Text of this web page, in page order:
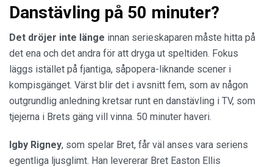
Danstävling på 50 minuter?
Det dröjer inte länge innan serieskaparen måste hitta på
det ena och det andra för att dryga ut speltiden. Fokus
läggs istället på fjantiga, såpopera-liknande scener i
kompisgänget. Värst blir det i avsnitt fem, som av någon
outgrundlig anledning kretsar runt en danstävling i TV, som
tjejerna i Brets gäng vill vinna. 50 minuter haveri.
Igby Rigney, som spelar Bret, får väl anses vara seriens
egentliga ljusglimt. Han levererar Bret Easton Ellis